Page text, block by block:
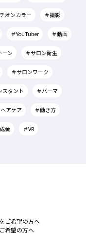
オンカラー ＃撮影
＃YouTuber ＃動画
ーン ＃サロン衛生
＃サロンワーク
スタント ＃パーマ
ヘアケア ＃働き方
金 ＃VR
ご希望の方へ
希望の方へ